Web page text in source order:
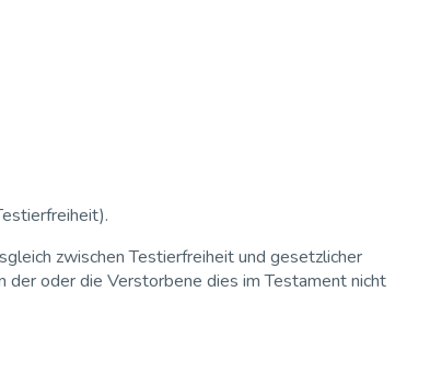
zwischen Testierfreiheit und gesetzlicher
oder die Verstorbene dies im Testament nicht